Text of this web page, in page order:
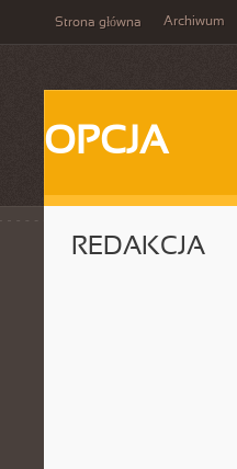
Strona główna Archiwum
OPCJA
REDAKCJA